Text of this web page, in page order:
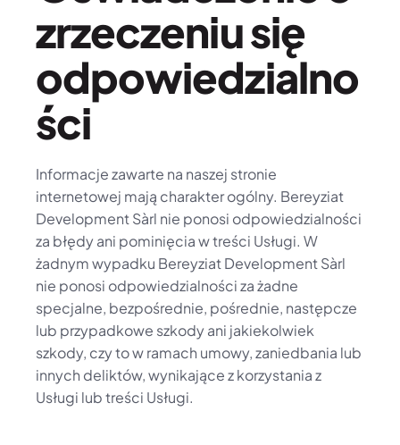
zrzeczeniu się
odpowiedzialno
ści
Informacje zawarte na naszej stronie
internetowej mają charakter ogólny. Bereyziat
Development Sàrl nie ponosi odpowiedzialności
za błędy ani pominięcia w treści Usługi. W
żadnym wypadku Bereyziat Development Sàrl
nie ponosi odpowiedzialności za żadne
specjalne, bezpośrednie, pośrednie, następcze
lub przypadkowe szkody ani jakiekolwiek
szkody, czy to w ramach umowy, zaniedbania lub
innych deliktów, wynikające z korzystania z
Usługi lub treści Usługi.